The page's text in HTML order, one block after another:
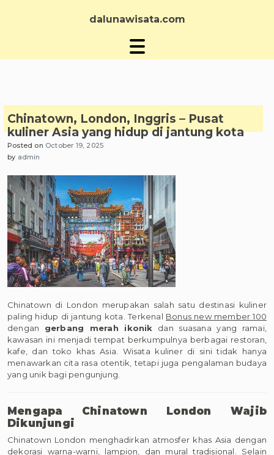
dalunawisata.com
Chinatown, London, Inggris – Pusat
kuliner Asia yang hidup di jantung kota
Posted on October 19, 2025
by admin
Chinatown di London merupakan salah satu destinasi kuliner
paling hidup di jantung kota. Terkenal Bonus new member 100
dengan gerbang merah ikonik
dan suasana yang ramai,
kawasan ini menjadi tempat berkumpulnya berbagai restoran,
kafe, dan toko khas Asia. Wisata kuliner di sini tidak hanya
menawarkan cita rasa otentik, tetapi juga pengalaman budaya
yang unik bagi pengunjung.
Mengapa Chinatown London Wajib
Dikunjungi
Chinatown London menghadirkan atmosfer khas Asia dengan
dekorasi warna-warni, lampion, dan mural tradisional. Selain